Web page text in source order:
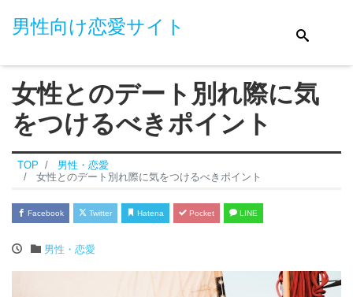
男性向け恋愛サイト
女性とのデート別れ際に気
をつけるべきポイント
TOP
男性・恋愛
女性とのデート別れ際に気をつけるべきポイント
Facebook Twitter Hatena Pocket LINE
男性・恋愛